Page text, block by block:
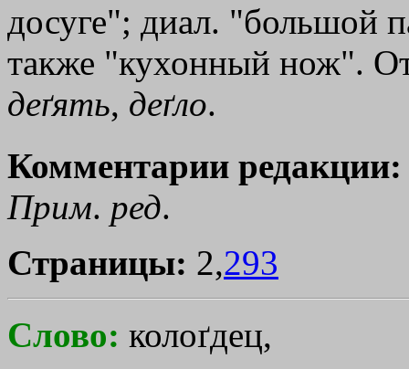
досуге"; диал. "большой
также "кухонный нож".
деґять, деґло.
Комментарии редакции:
Прим. ред.
Страницы: 2,293
Слово: колоґдец,